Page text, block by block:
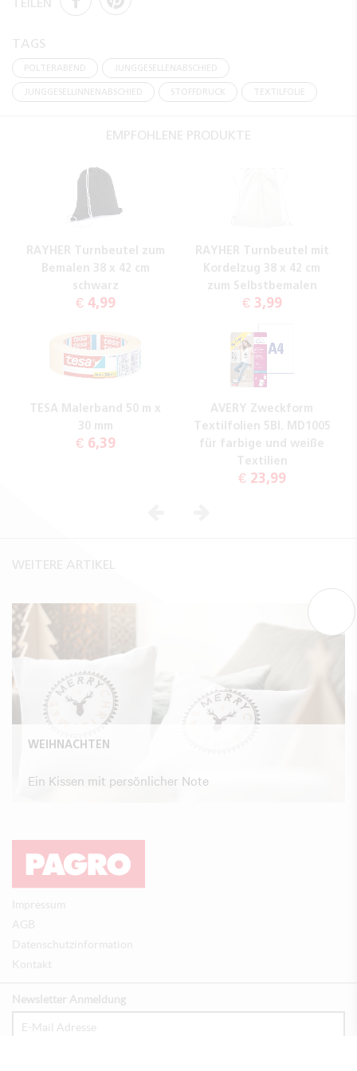
TAGS
POLTERABEND JUNGGESELLENABSCHIED
JUNGGESELLINNENABSCHIED STOFFDRUCK TEXTILFOLIE
EMPFOHLENE PRODUKTE
RAYHER Turnbeutel zum
Bemalen 38 x 42 cm
schwarz
€ 4,99
RAYHER Turnbeutel mit
Kordelzug 38 x 42 cm
zum Selbstbemalen
€ 3,99
TESA Malerband 50 m x
30 mm
€ 6,39
AVERY Zweckform
Textilfolien 5Bl. MD1005
für farbige und weiße
Textilien
€ 23,99
WEITERE ARTIKEL
WEIHNACHTEN
Ein Kissen mit persönlicher Note
Impressum
AGB
Datenschutzinformation
Kontakt
Newsletter Anmeldung